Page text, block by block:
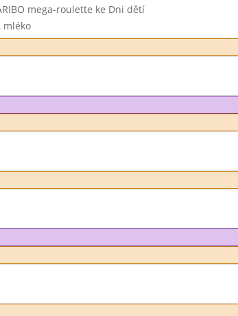
mega-roulette ke Dni dětí
mléko